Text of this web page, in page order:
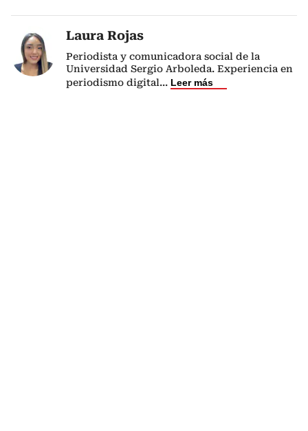
Laura Rojas
Periodista y comunicadora social de la
Universidad Sergio Arboleda. Experiencia en
periodismo digital... Leer más